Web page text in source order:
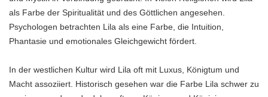
als Farbe der Spiritualität und des Göttlichen angesehen.
Psychologen betrachten Lila als eine Farbe, die Intuition,
Phantasie und emotionales Gleichgewicht fördert.
In der westlichen Kultur wird Lila oft mit Luxus, Königtum und
Macht assoziiert. Historisch gesehen war die Farbe Lila schwer zu